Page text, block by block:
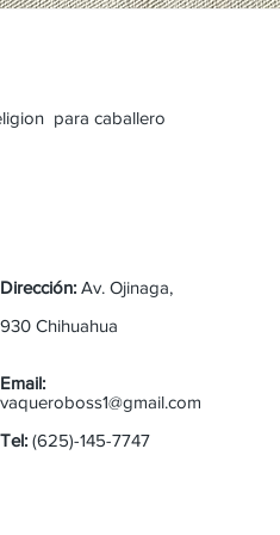
para caballero
Dirección: Av. Ojinaga,
930 Chihuahua
Email:
vaqueroboss1@gmail.com
Tel: (625)-145-7747